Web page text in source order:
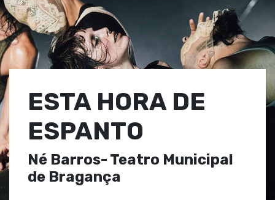
ESTA HORA DE
ESPANTO
Né Barros- Teatro Municipal
de Bragança